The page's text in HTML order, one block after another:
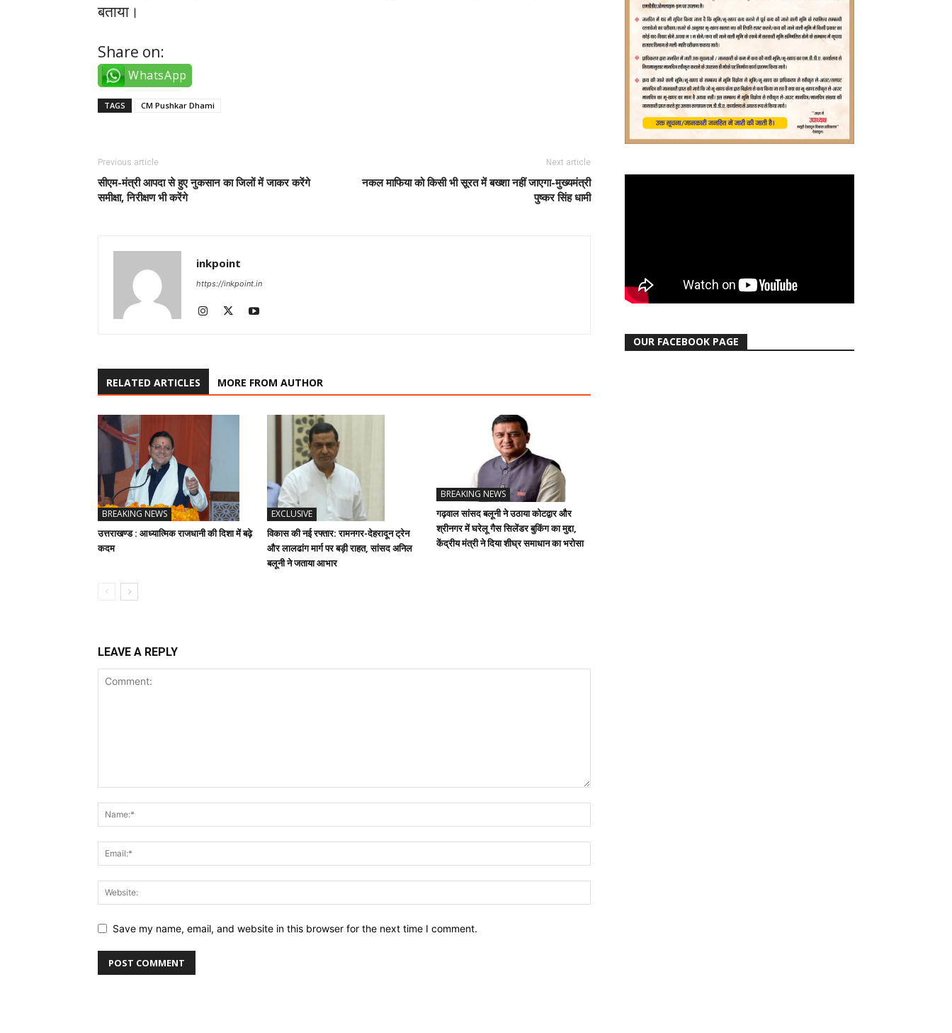
बताया।
Share on:
WhatsApp
TAGS CM Pushkar Dhami
Previous article
सीएम-मंत्री आपदा से हुए नुकसान का जिलों में जाकर करेंगे
समीक्षा, निरीक्षण भी करेंगे
Next article
नकल माफिया को किसी भी सूरत में बख्शा नहीं जाएगा-मुख्यमंत्री
पुष्कर सिंह धामी
inkpoint
https://inkpoint.in
RELATED ARTICLES MORE FROM AUTHOR
BREAKING NEWS
उत्तराखण्ड : आध्यात्मिक राजधानी की दिशा में बढ़े
कदम
EXCLUSIVE
विकास की नई रफ्तार: रामनगर-देहरादून ट्रेन
और लालढांग मार्ग पर बड़ी राहत, सांसद अनिल
बलूनी ने जताया आभार
BREAKING NEWS
गढ़वाल सांसद बलूनी ने उठाया कोटद्वार और
श्रीनगर में घरेलू गैस सिलेंडर बुकिंग का मुद्दा,
केंद्रीय मंत्री ने दिया शीघ्र समाधान का भरोसा
LEAVE A REPLY
Save my name, email, and website in this browser for the next time I comment.
OUR FACEBOOK PAGE